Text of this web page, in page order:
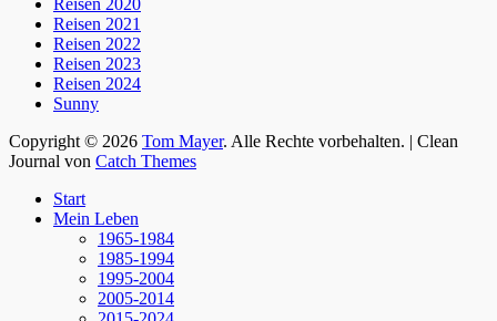
Reisen 2021
Reisen 2022
Reisen 2023
Reisen 2024
Sunny
Copyright © 2026 Tom Mayer. Alle Rechte vorbehalten. | Clean
Journal von Catch Themes
oben
scrollen
Start
Mein Leben
1965-1984
1985-1994
1995-2004
2005-2014